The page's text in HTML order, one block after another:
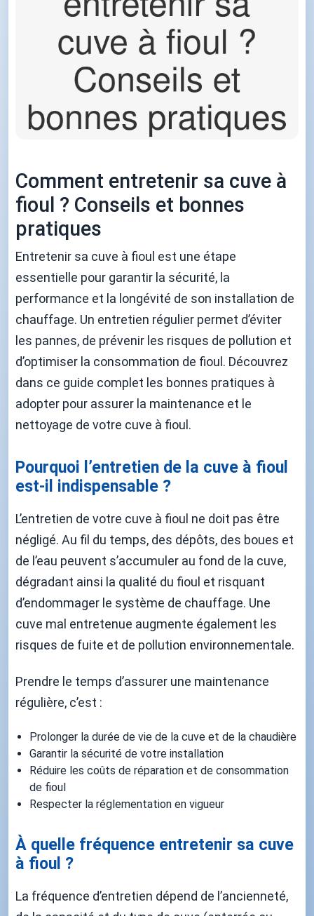
Comment entretenir sa cuve à
fioul ? Conseils et bonnes
pratiques
Entretenir sa cuve à fioul est une étape
essentielle pour garantir la sécurité, la
performance et la longévité de son installation de
chauffage. Un entretien régulier permet d’éviter
les pannes, de prévenir les risques de pollution et
d’optimiser la consommation de fioul. Découvrez
dans ce guide complet les bonnes pratiques à
adopter pour assurer la maintenance et le
nettoyage de votre cuve à fioul.
Pourquoi l’entretien de la cuve à fioul
est-il indispensable ?
L’entretien de votre cuve à fioul ne doit pas être
négligé. Au fil du temps, des dépôts, des boues et
de l’eau peuvent s’accumuler au fond de la cuve,
dégradant ainsi la qualité du fioul et risquant
d’endommager le système de chauffage. Une
cuve mal entretenue augmente également les
risques de fuite et de pollution environnementale.
Prendre le temps d’assurer une maintenance
régulière, c’est :
Prolonger la durée de vie de la cuve et de la chaudière
Garantir la sécurité de votre installation
Réduire les coûts de réparation et de consommation
de fioul
Respecter la réglementation en vigueur
À quelle fréquence entretenir sa cuve
à fioul ?
La fréquence d’entretien dépend de l’ancienneté,